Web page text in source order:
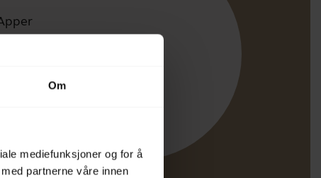
Om
mediefunksjoner og for å
partnerne våre innen